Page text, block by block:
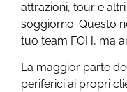
attrazioni, tour e
soggiorno. Questo
tuo team FOH, ma
La maggior parte
periferici ai propri